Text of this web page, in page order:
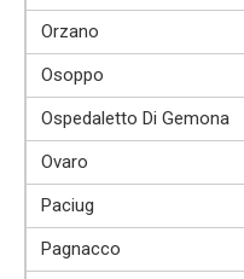
Orzano
Osoppo
Ospedaletto Di Gemona
Ovaro
Paciug
Pagnacco